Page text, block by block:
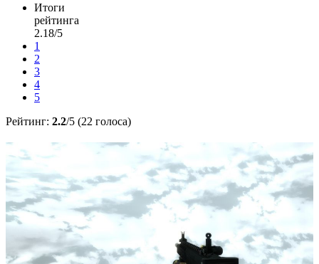
Итоги
рейтинга
2.18/5
1
2
3
4
5
Рейтинг: 2.2/5 (22 голоса)